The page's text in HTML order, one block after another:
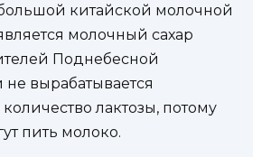
китайской молочной
молочный сахар
Поднебесной
не вырабатывается
количество лактозы, потому
пить молоко.